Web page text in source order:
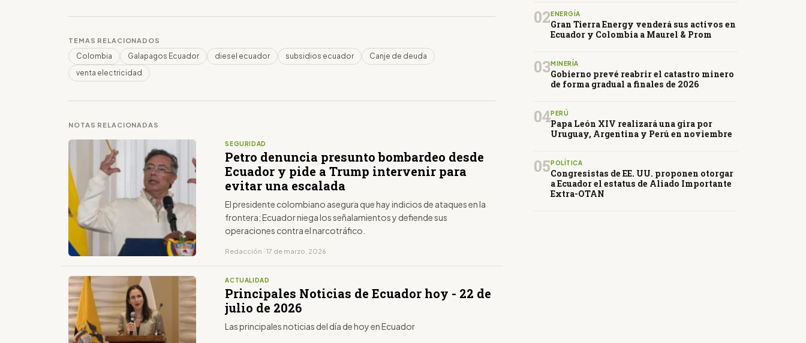
TEMAS RELACIONADOS
Colombia Galapagos Ecuador diesel ecuador subsidios ecuador
Canje de deuda
venta electricidad
NOTAS RELACIONADAS
SEGURIDAD
Petro denuncia presunto bombardeo desde
Ecuador y pide a Trump intervenir para
evitar una escalada
El presidente colombiano asegura que hay indicios de ataques en la
frontera; Ecuador niega los señalamientos y defiende sus
operaciones contra el narcotráfico.
Redacción · 17 de marzo, 2026
ACTUALIDAD
Principales Noticias de Ecuador hoy - 22 de
julio de 2026
Las principales noticias del día de hoy en Ecuador
02 ENERGÍA
Gran Tierra Energy venderá sus activos en
Ecuador y Colombia a Maurel & Prom
03MINERÍA
Gobierno prevé reabrir el catastro minero
de forma gradual a finales de 2026
04PERÚ
Papa León XIV realizará una gira por
Uruguay, Argentina y Perú en noviembre
05 POLÍTICA
Congresistas de EE. UU. proponen otorgar
a Ecuador el estatus de Aliado Importante
Extra-OTAN